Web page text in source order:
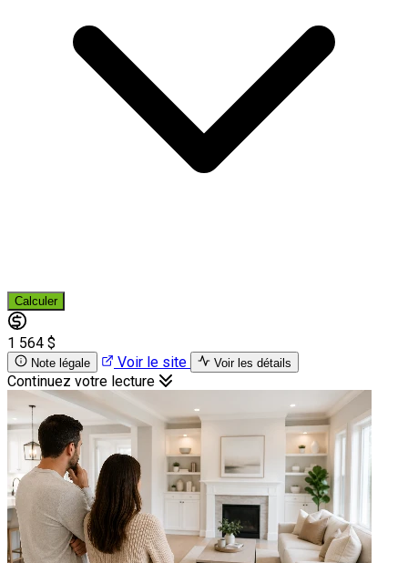
Calculer
1 564 $
Note légale Voir le site Voir les détails
Continuez votre lecture